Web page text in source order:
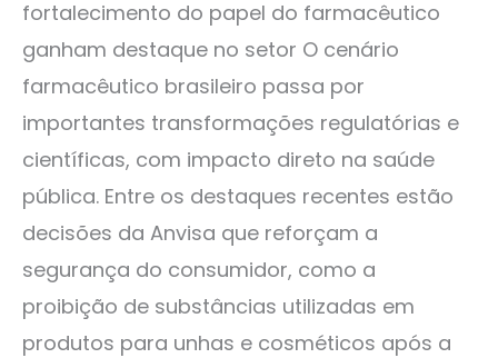
fortalecimento do papel do farmacêutico
ganham destaque no setor O cenário
farmacêutico brasileiro passa por
importantes transformações regulatórias e
científicas, com impacto direto na saúde
pública. Entre os destaques recentes estão
decisões da Anvisa que reforçam a
segurança do consumidor, como a
proibição de substâncias utilizadas em
produtos para unhas e cosméticos após a